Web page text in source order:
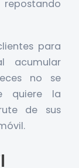
para
acumular
no se
quiere la
de sus